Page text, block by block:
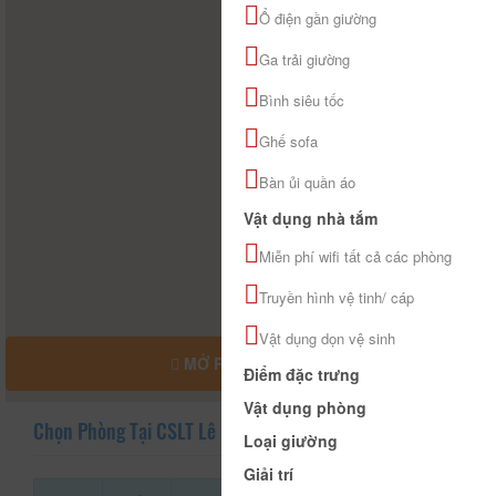
MỞ RỘNG BẢN ĐỒ
Chọn Phòng Tại CSLT Lê Home
Ổ điện gần giường
Ga trải giường
Bình siêu tốc
Ghế sofa
Bàn ủi quần áo
Vật dụng nhà tắm
Miễn phí wifi tất cả các phòng
Truyền hình vệ tinh/ cáp
Vật dụng dọn vệ sinh
Điểm đặc trưng
Vật dụng phòng
Loại giường
Giải trí